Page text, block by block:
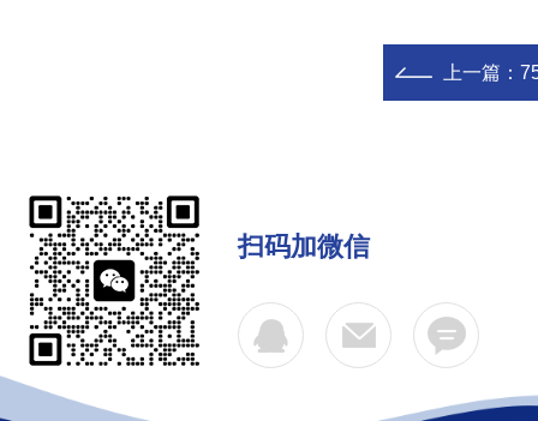
上一篇：
扫码加微信